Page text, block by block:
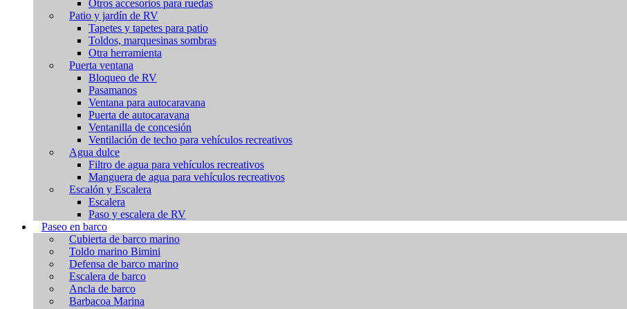
Otros accesorios para ruedas
Patio y jardín de RV
Tapetes y tapetes para patio
Toldos, marquesinas sombras
Otra herramienta
Puerta ventana
Bloqueo de RV
Pasamanos
Ventana para autocaravana
Puerta de autocaravana
Ventanilla de concesión
Ventilación de techo para vehículos recreativos
Agua dulce
Filtro de agua para vehículos recreativos
Manguera de agua para vehículos recreativos
Escalón y Escalera
Escalera
Paso y escalera de RV
Paseo en barco
Cubierta de barco marino
Toldo marino Bimini
Defensa de barco marino
Escalera de barco
Ancla de barco
Barbacoa Marina